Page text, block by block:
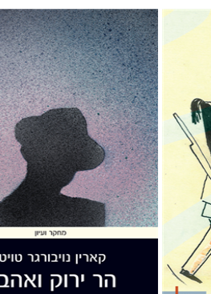
קארין נויבורגר-טויטו
הנחת אתר ספר מודפס
$35
$32